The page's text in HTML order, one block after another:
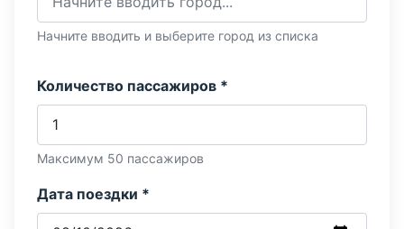
Начните вводить и выберите город из списка
Количество пассажиров *
Максимум 50 пассажиров
Дата поездки *